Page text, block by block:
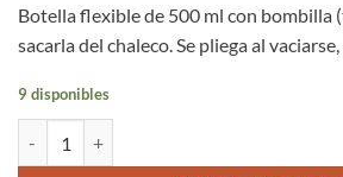
Botella flexible de 500 ml con bombilla
sacarla del chaleco. Se pliega al
9 disponibles